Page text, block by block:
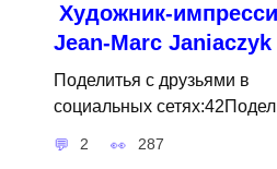
Художник-
Jean-Marc Janiaczyk
Поделитья с друзьями в
социальных
2 287